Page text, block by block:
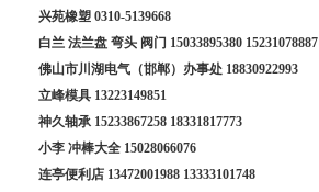
兴苑橡塑 0310-5139668
白兰 法兰盘 弯头 阀门 15033895380 15231078887
佛山市川湖电气（邯郸）办事处 18830922993
立峰模具 13223149851
神久轴承 15233867258 18331817773
小李 冲棒大全 15028066076
连亭便利店 13472001988 13333101748